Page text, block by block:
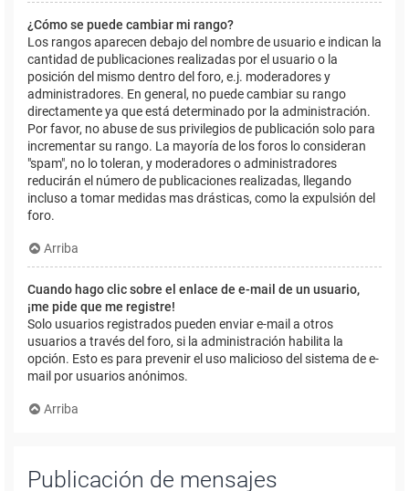
¿Cómo se puede cambiar mi rango?
Los rangos aparecen debajo del nombre de usuario e indican la
cantidad de publicaciones realizadas por el usuario o la
posición del mismo dentro del foro, e.j. moderadores y
administradores. En general, no puede cambiar su rango
directamente ya que está determinado por la administración.
Por favor, no abuse de sus privilegios de publicación solo para
incrementar su rango. La mayoría de los foros lo consideran
"spam", no lo toleran, y moderadores o administradores
reducirán el número de publicaciones realizadas, llegando
incluso a tomar medidas mas drásticas, como la expulsión del
foro.
Arriba
Cuando hago clic sobre el enlace de e-mail de un usuario,
¡me pide que me registre!
Solo usuarios registrados pueden enviar e-mail a otros
usuarios a través del foro, si la administración habilita la
opción. Esto es para prevenir el uso malicioso del sistema de e-
mail por usuarios anónimos.
Arriba
Publicación de mensajes